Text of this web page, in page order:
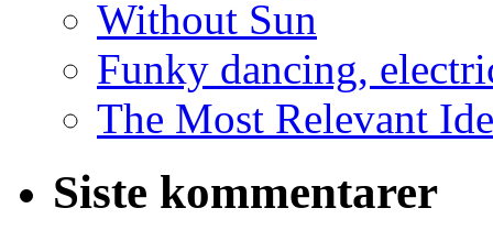
Without Sun
Funky dancing,
The Most Relevant
Siste kommentarer